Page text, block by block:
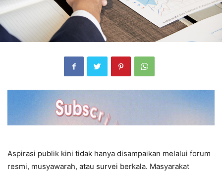
Aspirasi publik kini tidak hanya disampaikan melalui forum
resmi, musyawarah, atau survei berkala. Masyarakat